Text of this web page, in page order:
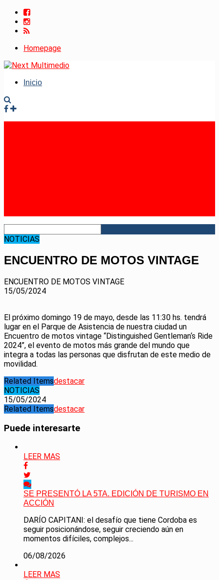
Homepage
Inicio
NOTICIAS
ENCUENTRO DE MOTOS VINTAGE
ENCUENTRO DE MOTOS VINTAGE
15/05/2024
El próximo domingo 19 de mayo, desde las 11:30 hs. tendrá
lugar en el Parque de Asistencia de nuestra ciudad un
Encuentro de motos vintage “Distinguished Gentleman‘s Ride
2024”, el evento de motos más grande del mundo que
integra a todas las personas que disfrutan de este medio de
movilidad.
Related Itemsdestacar
NOTICIAS
15/05/2024
Related Itemsdestacar
Puede interesarte
LEER MAS
SE PRESENTÓ LA 5TA. EDICIÓN DE TURISMO EN
ACCIÓN
DARÍO CAPITANI: el desafío que tiene Cordoba es
seguir posicionándose, seguir creciendo aún en
momentos difíciles, complejos...
06/08/2026
LEER MAS